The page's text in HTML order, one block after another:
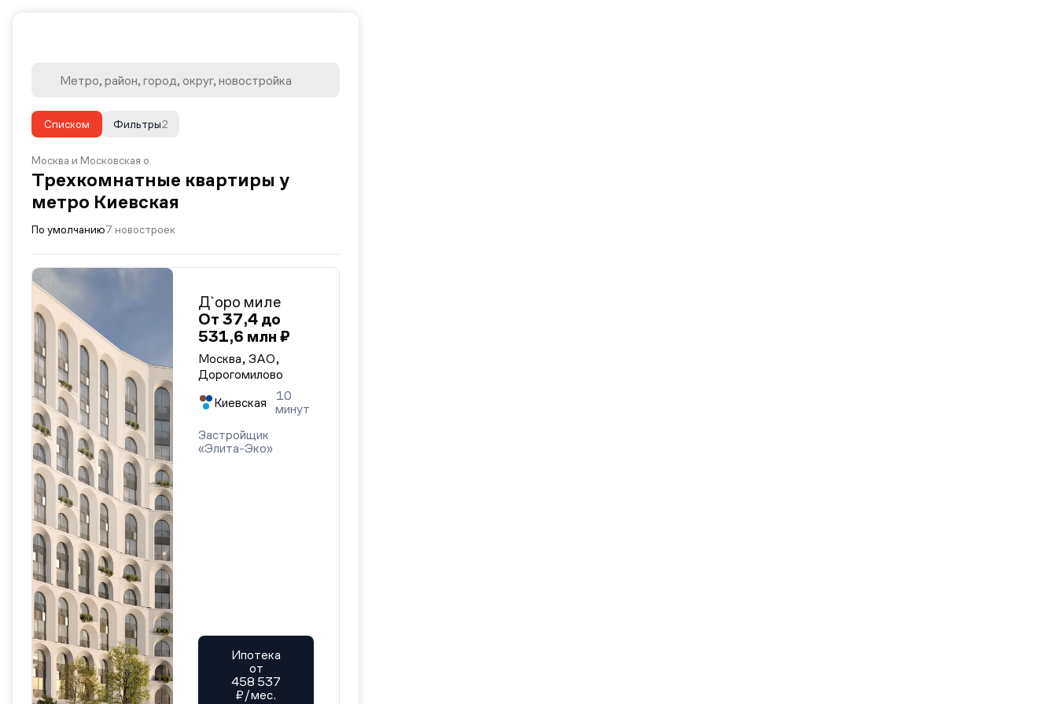
Списком 2
Фильтры
Москва и Московская о.
Трехкомнатные квартиры у
метро Киевская
По умолчанию7 новостроек
Д`оро миле
От 37,4 до
531,6 млн ₽
Москва, ЗАО,
Дорогомилово
Киевская
10
минут
Застройщик
«Элита-Эко»
Ипотека
от
458 537
₽/мес.